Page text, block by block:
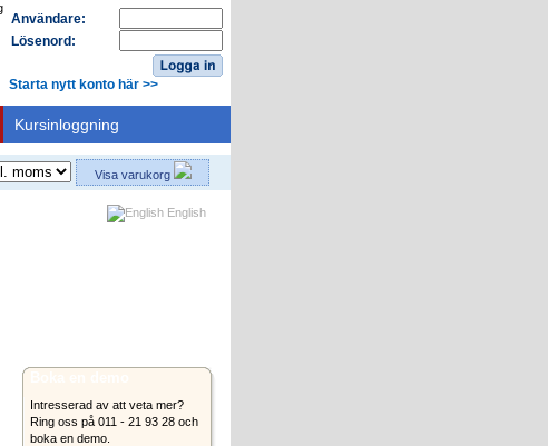
Användare:
Lösenord:
Starta nytt konto här >>
Kursinloggning
Visa varukorg
English
Intresserad av att veta mer?
Ring oss på 011 - 21 93 28 och
boka en demo.